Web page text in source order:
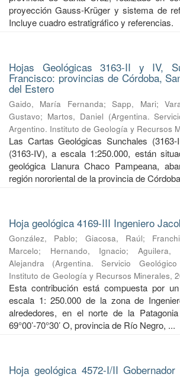
proyección Gauss-Krüger y sistema de
Incluye cuadro estratigráfico y referencias.
Hojas Geológicas 3163-II y IV,
Francisco: provincias de Córdoba,
del Estero
Gaido, María Fernanda;Sapp, Mari;
Gustavo; Martos, Daniel (Argentina.
Argentino. Instituto de Geología y Recursos
Las Cartas Geológicas Sunchales
(3163-IV), a escala 1:250.000, están
geológica Llanura Chaco Pampeana,
región nororiental de la provincia de
Hoja geológica 4169-III Ingeniero
González, Pablo; Giacosa, Raúl;
Marcelo; Hernando, Ignacio; Aguilera,
Alejandra
(Argentina. Servicio
Instituto de Geología y Recursos Minerales,
Esta contribución está compuesta por
escala 1: 250.000 de la zona de
alrededores, en el norte de la Patagonia
69°00’-70°30’ O, provincia de Río Negro, ...
Hoja geológica 4572-I/II